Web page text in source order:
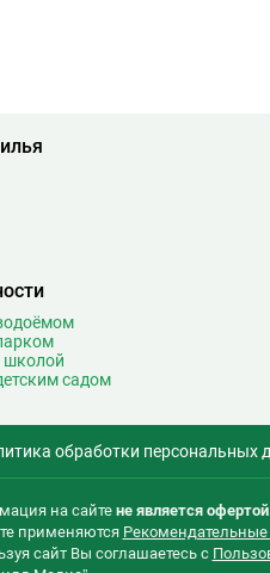
11
14
3
3
15
20
12
20
22
Н
Нижегородская
Новаторская
Новогиреево
школой
садом
обработки персональных
на сайте не является
применяются Рекомендательные
сайт Вы соглашаетесь с